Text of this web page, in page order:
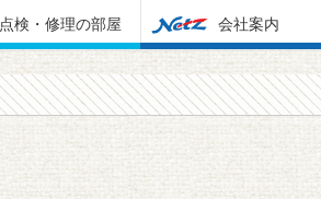
点検・修理の部屋 会社案内